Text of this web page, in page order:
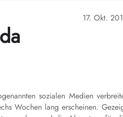
17. Okt.
sozialen Medien
Wochen lang erscheinen.